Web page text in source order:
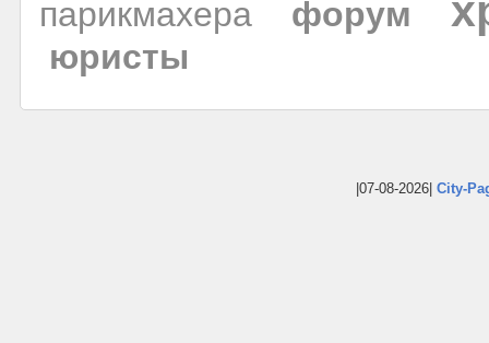
парикмахера
форум
юристы
|07-08-2026| City-